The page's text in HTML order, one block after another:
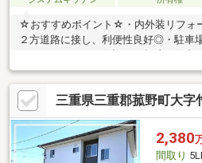
☆おすすめポイント☆・内外装リフォ
２方道路に接し、利便性良好◎・駐車
ースに活用できます♪・屋根裏の納戸
できます！◇◆リフォーム内容◆◇・
室貼替・キッチン新品・給湯器新品・
粧台新品・トイレ新品・畳表替え・照
ウスクリーニング【カーナビポイント
三重県三重郡菰野町大字
2,380
間取り